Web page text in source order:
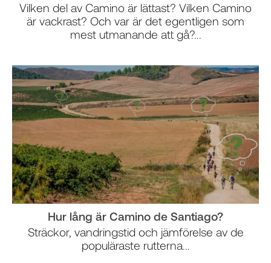
Vilken del av Camino är lättast? Vilken Camino
är vackrast? Och var är det egentligen som
mest utmanande att gå?...
Hur lång är Camino de Santiago?
Sträckor, vandringstid och jämförelse av de
populäraste rutterna...